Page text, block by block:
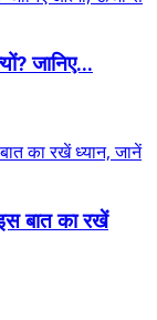
जानिए...
बात का रखें